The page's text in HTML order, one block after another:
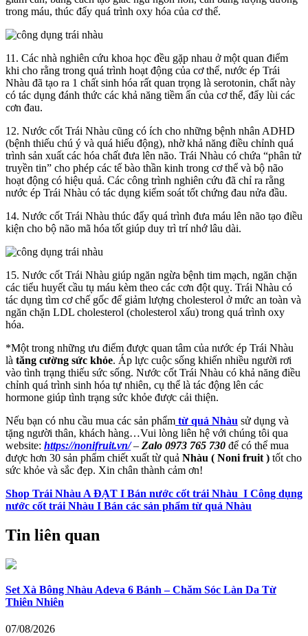
trong máu, thúc đẩy quá trình oxy hóa của cơ thể.
11. Các nhà nghiên cứu khoa học đều gặp nhau ở một quan điểm
khi cho rằng trong quá trình hoạt động của cơ thể, nước ép Trái
Nhàu đã tạo ra 1 chất sinh hóa rất quan trọng là serotonin, chất này
có tác dụng đánh thức các khả năng tiềm ẩn của cơ thể, đẩy lùi các
cơn đau.
12. Nước cốt Trái Nhàu cũng có ích cho những bệnh nhân ADHD
(bệnh thiếu chú ý và quá hiếu động), nhờ khả năng điều chỉnh quá
trình sản xuất các hóa chất đưa lên não. Trái Nhàu có chứa “phân tử
truyền tin” cho phép các tế bào thần kinh trong cơ thể và bộ não
hoạt động có hiệu quả. Các công trình nghiên cứu đã chỉ ra rằng
nước ép Trái Nhàu có tác dụng kiểm soát tốt chứng đau nửa đầu.
14. Nước cốt Trái Nhàu thúc đẩy quá trình đưa máu lên não tạo điều
kiện cho bộ não mã hóa tốt giúp duy trì trí nhớ lâu dài.
15. Nước cốt Trái Nhàu giúp ngăn ngừa bệnh tim mạch, ngăn chặn
các tiểu huyết cầu tụ máu kèm theo các cơn đột quỵ. Trái Nhàu có
tác dụng tìm cơ chế gốc để giảm lượng cholesterol ở mức an toàn và
ngăn chặn LDL cholesterol (cholesterol xấu) trong quá trình oxy
hóa.
*Một trong những ưu điểm được quan tâm của nước ép Trái Nhàu
là tăng cường sức khỏe. Áp lực cuộc sống khiến nhiều người rơi
vào tình trạng thiếu sức sống. Nước cốt Trái Nhàu có khả năng điều
chỉnh quá trình sinh hóa tự nhiên, cụ thể là tác động lên các
hormone giúp tình trạng sức khỏe được cải thiện.
Nếu bạn có nhu cầu mua các sản phẩm từ quả Nhàu sử dụng và
tặng người thân, khách hàng…Vui lòng liên hệ với chúng tôi qua
website: https://nonifruit.vn/– Zalo 0973 765 730 để có thể mua
được hơn 30 sản phẩm chiết xuất từ quả Nhàu ( Noni fruit ) tốt cho
sức khỏe và sắc đẹp. Xin chân thành cảm ơn!
Shop Trái Nhàu A ĐẠT I Bán nước cốt trái Nhàu I Công dụng
nước cốt trái Nhàu I Bán các sản phẩm từ quả Nhàu
Tin liên quan
Set Xà Bông Nhàu Adeva 6 Bánh – Chăm Sóc Làn Da Từ
Thiên Nhiên
07/08/2026